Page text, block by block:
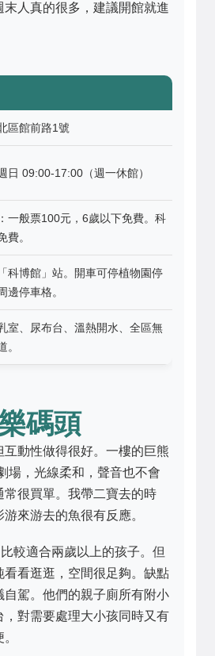
末人真的很多，建議開館就進
區館前路1號
日 09:00-17:00（週一休館）
一般票100元，6歲以下免費。科
費。
科博館」站。開車可停植物園停
邊停車格。
室、尿布台、溫熱開水、全區無
。
碼頭
互動性做得很好。一樓的巨熊
場，光線柔和，聲音也不會
常很買單。我帶二寶去的時
來游去的魚很有反應。
較適合兩歲以上的孩子。但
看看逛逛，空間很足夠。缺點
自駕。他們的親子廁所有附小
，對需要處理大小孩同時又有